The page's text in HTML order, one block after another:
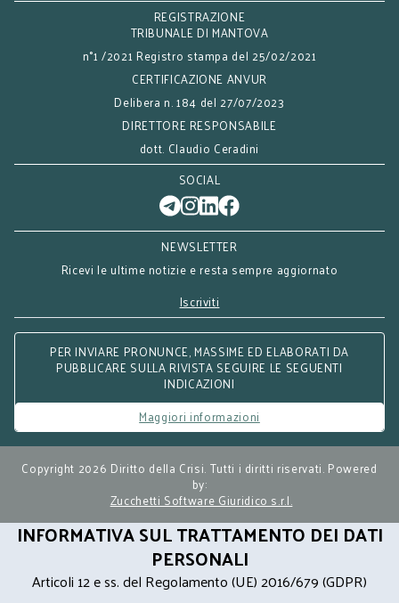
REGISTRAZIONE
TRIBUNALE DI MANTOVA
n°1 /2021 Registro stampa del 25/02/2021
CERTIFICAZIONE ANVUR
Delibera n. 184 del 27/07/2023
DIRETTORE RESPONSABILE
dott. Claudio Ceradini
SOCIAL
NEWSLETTER
Ricevi le ultime notizie e resta sempre aggiornato
Iscriviti
PER INVIARE PRONUNCE, MASSIME ED ELABORATI DA
PUBBLICARE SULLA RIVISTA SEGUIRE LE SEGUENTI
INDICAZIONI
Maggiori informazioni
Copyright 2026 Diritto della Crisi. Tutti i diritti riservati. Powered
by:
Zucchetti Software Giuridico s.r.l.
INFORMATIVA SUL TRATTAMENTO DEI DATI
PERSONALI
Articoli 12 e ss. del Regolamento (UE) 2016/679 (GDPR)